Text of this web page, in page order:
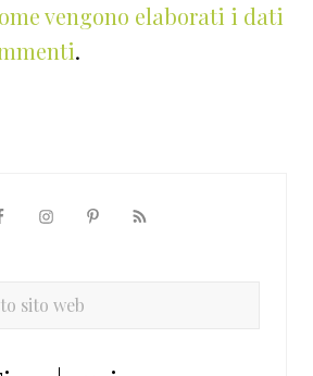
vengono elaborati i dati
.